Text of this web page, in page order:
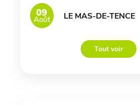
09
Août LE MAS-DE-TENCE
Tout voir